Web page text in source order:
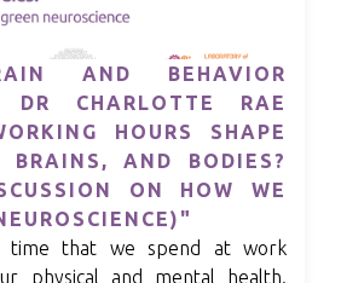
AND BEHAVIOR
CHARLOTTE RAE
HOURS SHAPE
BRAINS, AND BODIES?
ON HOW WE
time that we spend at work
physical and mental health.